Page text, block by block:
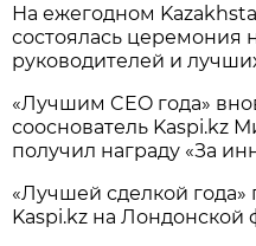
На ежегодном
состоялась церемония
руководителей и
«Лучшим CEO года»
сооснователь Kaspi.kz
получил награду «За
«Лучшей сделкой
Kaspi.kz на